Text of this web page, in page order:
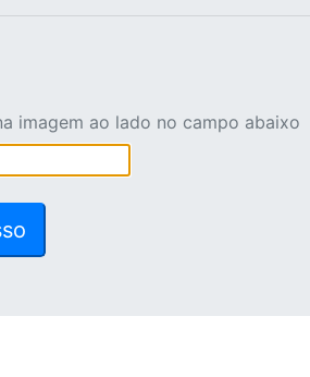
imagem ao lado no campo abaixo